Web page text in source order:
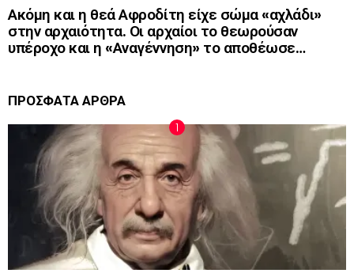
Ακόμη και η θεά Αφροδίτη είχε σώμα «αχλάδι»
στην αρχαιότητα. Οι αρχαίοι το θεωρούσαν
υπέροχο και η «Αναγέννηση» το αποθέωσε…
ΠΡΟΣΦΑΤΑ ΑΡΘΡΑ